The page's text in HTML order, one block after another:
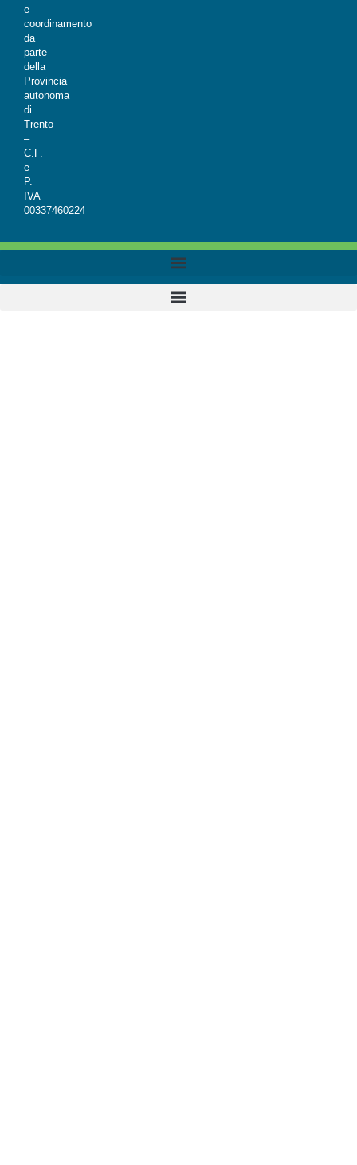
e
coordinamento
da
parte
della
Provincia
autonoma
di
Trento
–
C.F.
e
P.
IVA
00337460224